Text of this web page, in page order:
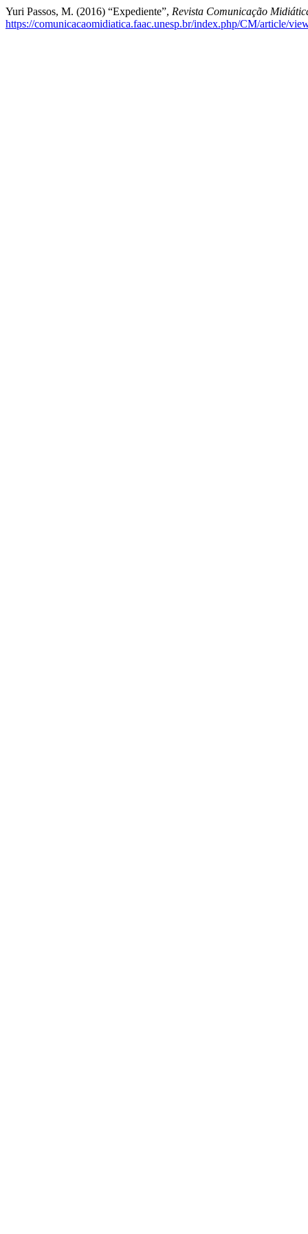
Yuri Passos, M. (2016) “Expediente”, Revista Comunicação
https://comunicacaomidiatica.faac.unesp.br/index.php/CM/article/